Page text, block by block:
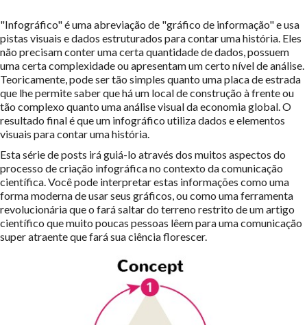
"Infográfico" é uma abreviação de "gráfico de informação" e usa
pistas visuais e dados estruturados para contar uma história. Eles
não precisam conter uma certa quantidade de dados, possuem
uma certa complexidade ou apresentam um certo nível de análise.
Teoricamente, pode ser tão simples quanto uma placa de estrada
que lhe permite saber que há um local de construção à frente ou
tão complexo quanto uma análise visual da economia global. O
resultado final é que um infográfico utiliza dados e elementos
visuais para contar uma história.
Esta série de posts irá guiá-lo através dos muitos aspectos do
processo de criação infográfica no contexto da comunicação
científica. Você pode interpretar estas informações como uma
forma moderna de usar seus gráficos, ou como uma ferramenta
revolucionária que o fará saltar do terreno restrito de um artigo
científico que muito poucas pessoas lêem para uma comunicação
super atraente que fará sua ciência florescer.